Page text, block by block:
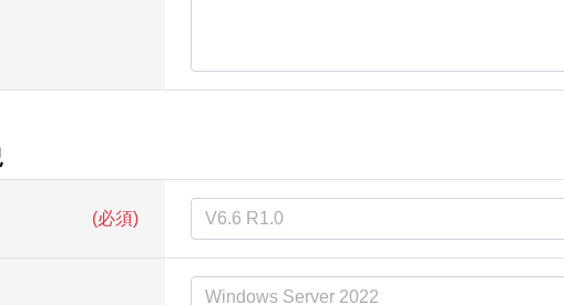
(必須)